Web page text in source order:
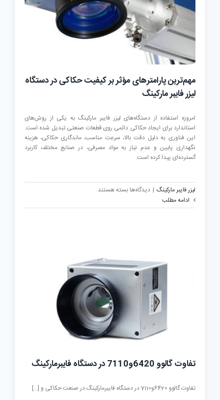
مهم‌ترین پارامترهای مؤثر بر کیفیت حکاکی در دستگاه
لیزر فایبر مارکینگ
امروزه استفاده از دستگاه‌های لیزر فایبر مارکینگ به یکی از روش‌های
استاندارد برای ایجاد حکاکی دائمی روی قطعات صنعتی تبدیل شده است.
این فناوری به دلیل دقت بالا، سرعت مناسب، ماندگاری حکاکی، هزینه
نگهداری پایین و عدم نیاز به مواد مصرفی، در صنایع مختلف کاربرد
گسترده‌ای پیدا کرده است.
لیزر فایبر مارکینگ | دیدگاه‌ها برای
پارامترهای
در
دستگاه
فایبر
مارکینگ
بسته هستند
ادامه مطلب
تفاوت گالوو 6420و7110 در دستگاه فایبرمارکینگ
تفاوت گالوو 6420و7110 در دستگاه فایبرمارکینگ در صنعت حکاکی و [...]